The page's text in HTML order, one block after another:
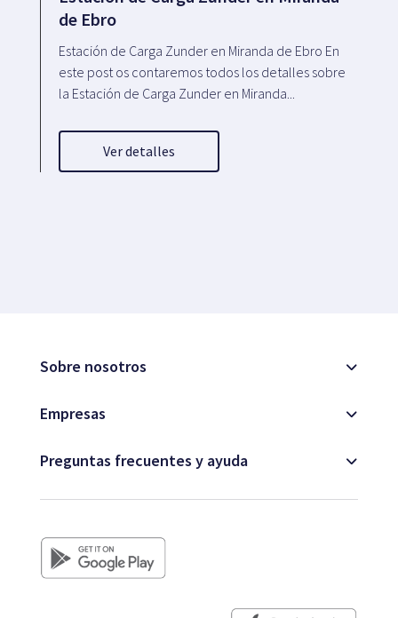
de Ebro
Estación de Carga Zunder en Miranda de Ebro En
este post os contaremos todos los detalles sobre
la Estación de Carga Zunder en Miranda...
Ver detalles
Sobre nosotros
Empresas
Preguntas frecuentes y ayuda